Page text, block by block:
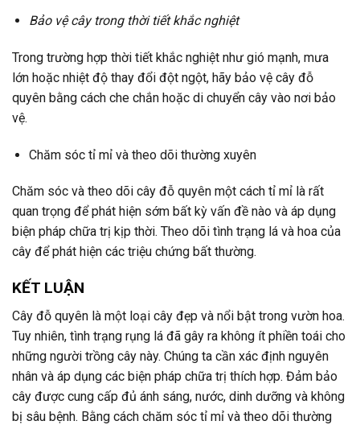
Bảo vệ cây trong thời tiết khắc nghiệt
Trong trường hợp thời tiết khắc nghiệt như gió mạnh, mưa
lớn hoặc nhiệt độ thay đổi đột ngột, hãy bảo vệ cây đỗ
quyên bằng cách che chắn hoặc di chuyển cây vào nơi bảo
vệ.
Chăm sóc tỉ mỉ và theo dõi thường xuyên
Chăm sóc và theo dõi cây đỗ quyên một cách tỉ mỉ là rất
quan trọng để phát hiện sớm bất kỳ vấn đề nào và áp dụng
biện pháp chữa trị kịp thời. Theo dõi tình trạng lá và hoa của
cây để phát hiện các triệu chứng bất thường.
KẾT LUẬN
Cây đỗ quyên là một loại cây đẹp và nổi bật trong vườn hoa.
Tuy nhiên, tình trạng rụng lá đã gây ra không ít phiền toái cho
những người trồng cây này. Chúng ta cần xác định nguyên
nhân và áp dụng các biện pháp chữa trị thích hợp. Đảm bảo
cây được cung cấp đủ ánh sáng, nước, dinh dưỡng và không
bị sâu bệnh. Bằng cách chăm sóc tỉ mỉ và theo dõi thường